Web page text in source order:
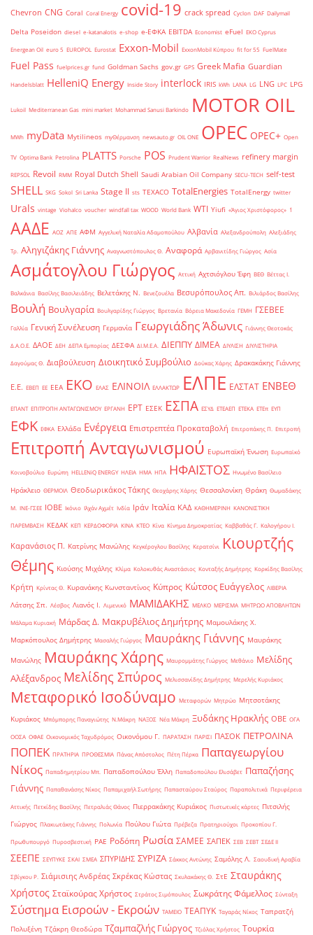
Chevron CNG Coral Coral Energy covid-19 crack spread Cyclon DAF Dailymail
Delta Poseidon diesel e-katanalotis e-shop e-ΕΦΚΑ EBITDA Economist eFuel EKO Cyprus
Energean Oil euro 5 EUROPOL Eurostat Exxon-Mobil ExxonMobil Κύπρου fit for 55 FuelMate
Fuel Pass fuelprices.gr fund Goldman Sachs gov.gr GPS Greek Mafia Guardian
Handelsblatt HelleniQ Energy Inside Story interlock IRIS kWh LANA LG LNG LPC LPG
Lukoil Mediterranean Gas mini market Mohammad Sanusi Barkindo MOTOR OIL
MWh myData Mytilineos myΘέρμανση newsauto.gr OIL ONE OPEC OPEC+ Open
TV Optima Bank Petrolina PLATTS Porsche POS Prudent Warrior RealNews refinery margin
REPSOL Revoil RMM Royal Dutch Shell Saudi Arabian Oil Company SECU-TECH self-test
SHELL SKG Sokol Sri Lanka Stage II sts TEXACO TotalEnergies TotalEnergy twitter
Urals vintage Viohalco voucher windfall tax WOOD World Bank WTI Yiufi «Άγιος Χριστόφορος» ΄1
ΑΑΔΕ ΑΟΖ ΑΠΕ ΑΦΜ Αγγελική Ναταλία Αδαμοπούλου Αλβανία Αλεξανδρούπολη Αλεξιάδης
Τρ. Αληγιζάκης Γιάννης Αναγνωστόπουλος Θ. Αναφορά Αρβανιτίδης Γιώργος Ασία
Ασμάτογλου Γιώργος Αττική Αχτσιόγλου Έφη ΒΕΘ Βέττας Ι.
Βαλκάνια Βασίλης Βασιλειάδης Βελετάκης Ν. Βενεζουέλα Βεσυρόπουλος Απ. Βιλιάρδος Βασίλης
Βουλή Βουλγαρία Βουλγαρίδης Γιώργος Βρετανία Βόρεια Μακεδονία ΓΕΜΗ ΓΣΕΒΕΕ
Γαλλία Γενική Συνέλευση Γερμανία Γεωργιάδης Άδωνις Γιάννης Θεοτοκάς
Δ.Α.Ο.Ε. ΔΑΟΕ ΔΕΗ ΔΕΠΑ Εμπορίας ΔΕΣΦΑ ΔΙ.Μ.Ε.Α. ΔΙΕΠΠΥ ΔΙΜΕΑ ΔΙΥΛΙΣΗ ΔΙΥΛΙΣΤΗΡΙΑ
Δαγούμας Θ. Διαβούλευση Διοικητικό Συμβούλιο Δούκας Χάρης Δρακακάκης Γιάννης
Ε.Ε. ΕΒΕΠ ΕΕ ΕΕΑ ΕΚΟ ΕΛΑΣ ΕΛΙΝΟΙΛ ΕΛΛΑΚΤΩΡ ΕΛΠΕ ΕΛΣΤΑΤ ΕΝΒΕΘ
ΕΠΑΝΤ ΕΠΙΤΡΟΠΗ ΑΝΤΑΓΩΝΙΣΜΟΥ ΕΡΓΑΝΗ ΕΡΤ ΕΣΕΚ ΕΣΠΑ ΕΣΥΔ ΕΤΕΑΕΠ ΕΤΕΚΑ ΕΤΕπ ΕΥΠ
ΕΦΚ ΕΦΚΑ Ελλάδα Ενέργεια Επιστρεπτέα Προκαταβολή Επιτροπάκης Π. Επιτροπή
Επιτροπή Ανταγωνισμού Ευρωπαϊκή Ένωση Ευρωπαϊκό
Κοινοβούλιο Ευρώπη ΗELLENiQ ENERGY ΗΛΕΙΑ ΗΜΑ ΗΠΑ ΗΦΑΙΣΤΟΣ Ηνωμένο Βασίλειο
Ηράκλειο ΘΕΡΜΟΙΛ Θεοδωρικάκος Τάκης Θεοχάρης Χάρης Θεσσαλονίκη Θράκη Θωμαδάκης
Μ. ΙΝΕ-ΓΣΕΕ ΙΟΒΕ Ικόνιο Ιλχάν Αχμέτ Ινδία Ιράν Ιταλία ΚΑΔ ΚΑΘΗΜΕΡΙΝΗ ΚΑΝΟΝΙΣΤΙΚΗ
ΠΑΡΕΜΒΑΣΗ ΚΕΔΑΚ ΚΕΠ ΚΕΡΔΟΦΟΡΙΑ ΚΙΝΑ ΚΤΕΟ Κίνα Κίνημα Δημοκρατίας Καββαθάς Γ. Καλογήρου Ι.
Καρανάσιος Π. Κατρίνης Μανώλης Κεγκέρογλου Βασίλης Κερατσίνι
Κιουρτζής
Θέμης Κιούσης Μιχάλης Κλίμα Κολοκυθάς Αναστάσιος Κονταξής Δημήτρης Κορκίδης Βασίλης
Κρήτη Κρίντας Θ. Κυρανάκης Κωνσταντίνος Κύπρος Κώτσος Ευάγγελος ΛΙΒΕΡΙΑ
Λάτσης Σπ. Λέσβος Λιανός Ι. Λιμενικό ΜΑΜΙΔΑΚΗΣ ΜΕΛΚΟ ΜΕΡΙΣΜΑ ΜΗΤΡΩΟ ΑΠΟΒΛΗΤΩΝ
Μάλαμα Κυριακή Μάρδας Δ. Μακρυβέλιος Δημήτρης Μαμουλάκης Χ.
Μαρκόπουλος Δημήτρης Μασαλής Γιώργος Μαυράκης Γιάννης Μαυράκης
Μανώλης Μαυράκης Χάρης Μαυρομμάτης Γιώργος Μεθάνιο Μελίδης
Αλέξανδρος Μελίδης Σπύρος Μελισσανίδης Δημήτρης Μερελής Κυριάκος
Μεταφορικό Ισοδύναμο Μεταφορών Μητρώο Μητσοτάκης
Κυριάκος Μπόμπορης Παναγιώτης Ν.Μάκρη ΝΑΞΟΣ Νέα Μάκρη Ξυδάκης Ηρακλής ΟΒΕ ΟΓΑ
ΟΟΣΑ ΟΦΑΕ Οικονομικός Ταχυδρόμος Οικονόμου Γ. ΠΑΡΑΤΑΣΗ ΠΑΡΙΣΙ ΠΑΣΟΚ ΠΕΤΡΟΛΙΝΑ
ΠΟΠΕΚ ΠΡΑΤΗΡΙΑ ΠΡΟΘΕΣΜΙΑ Πάνας Απόστολος Πέτη Πέρκα Παπαγεωργίου
Νίκος Παπαδημητρίου Μπ. Παπαδοπούλου Έλλη Παπαδοπούλου Ελισάβετ Παπαζήσης
Γιάννης Παπαθανάσης Νίκος Παπαμιχαήλ Σωτήρης Παπασταύρου Σταύρος Παραπολιτικά Περιφέρεια
Αττικής Πετκίδης Βασίλης Πετραλιάς Θάνος Πιερρακάκης Κυριάκος Πιστωτικές κάρτες Πιτσιλής
Γιώργος Πλακιωτάκης Γιάννης Πολωνία Πούλου Γιώτα Πρέβεζα Πρατηριούχοι Προκοπίου Γ.
Πρωθυπουργό Πυροσβεστική ΡΑΕ Ροδόπη Ρωσία ΣΑΜΕΕ ΣΑΠΕΚ ΣΕΒ ΣΕΒΤ ΣΕΔΕ ΙΙ
ΣΕΕΠΕ ΣΕΥΠΥΚΕ ΣΚΑΙ ΣΜΕΑ ΣΠΥΡΙΔΗΣ ΣΥΡΙΖΑ Σάκκος Αντώνης Σαμόλης Λ. Σαουδική Αραβία
Σβίγκου Ρ. Σιάμισιης Ανδρέας Σκρέκας Κώστας Σκυλακάκης Θ. ΣτΕ Σταυράκης
Χρήστος Σταϊκούρας Χρήστος Στράτος Σιμόπουλος Σωκράτης Φάμελλος Σύνταξη
Σύστημα Εισροών - Εκροών ΤΑΜΕΙΟ ΤΕΑΠΥΚ Ταγαράς Νίκος Ταπρατζή
Πολυξένη Τζάκρη Θεοδώρα Τζαμπαζλής Γιώργος Τζιόλας Χρήστος Τουρκία